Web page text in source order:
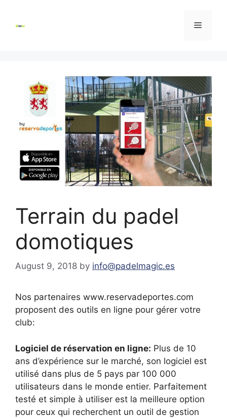
Menu
Terrain du padel
domotiques
August 9, 2018 by info@padelmagic.es
Nos partenaires www.reservadeportes.com
proposent des outils en ligne pour gérer votre
club:
Logiciel de réservation en ligne: Plus de 10
ans d’expérience sur le marché, son logiciel est
utilisé dans plus de 5 pays par 100 000
utilisateurs dans le monde entier. Parfaitement
testé et simple à utiliser est la meilleure option
pour ceux qui recherchent un outil de gestion